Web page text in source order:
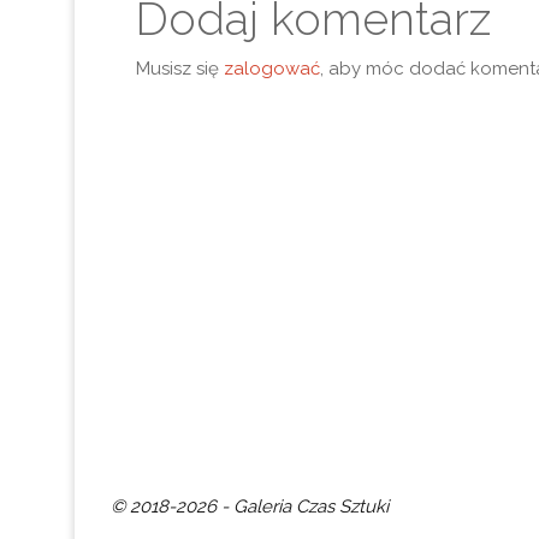
Dodaj komentarz
Musisz się zalogować, aby móc dodać
© 2018-2026 - Galeria Czas Sztuki